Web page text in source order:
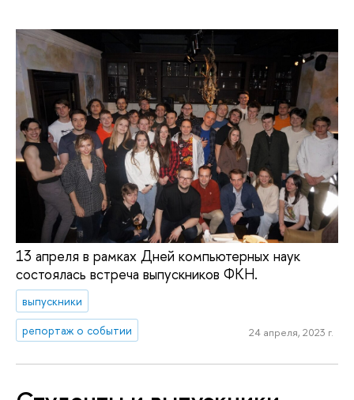
13 апреля в рамках Дней компьютерных наук
состоялась встреча выпускников ФКН.
выпускники
репортаж о событии
24 апреля, 2023 г.